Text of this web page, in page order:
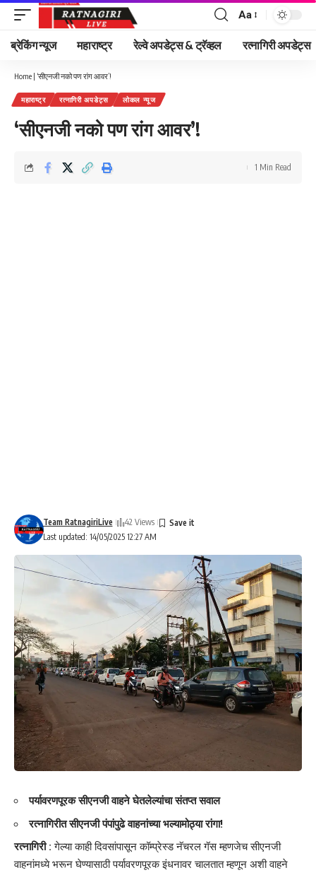
Font
Resizer
Aa
ब्रेकिंग न्यूज महाराष्ट्र रेल्वे अपडेट्स & ट्रॅव्हल रत्नागिरी अपडेट्स
Home | ‘सीएनजी नको पण रांग आवर’!
महाराष्ट्र रत्नागिरी अपडेट्स लोकल न्यूज
‘सीएनजी नको पण रांग आवर’!
Last updated: 14/05/2025 12:27 AM
Team RatnagiriLive 42 Views
1 Min Read
पर्यावरणपूरक सीएनजी वाहने घेतलेल्यांचा संतप्त सवाल
रत्नागिरीत सीएनजी पंपांपुढे वाहनांच्या भल्यामोठ्या रांगा!
रत्नागिरी : गेल्या काही दिवसांपासून कॉम्प्रेस्ड नॅचरल गॅस म्हणजेच सीएनजी
वाहनांमध्ये भरून घेण्यासाठी पर्यावरणपूरक इंधनावर चालतात म्हणून अशी वाहने